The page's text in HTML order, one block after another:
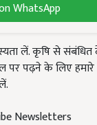
WhatsApp
लें. कृषि से
पर पढ़ने के लिए हमारे
Newsletters